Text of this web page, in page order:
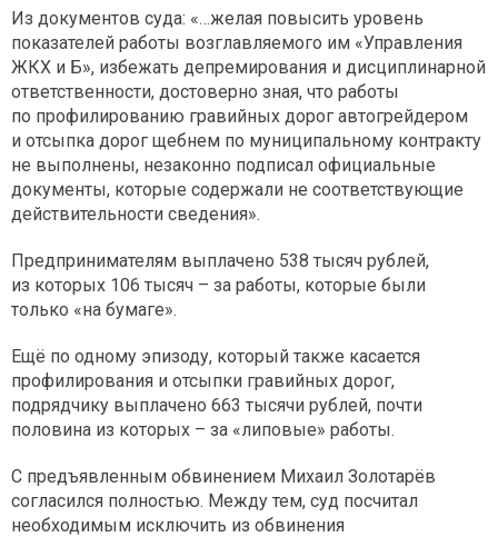
Из документов суда: «…желая повысить уровень
показателей работы возглавляемого им «Управления
ЖКХ и Б», избежать депремирования и дисциплинарной
ответственности, достоверно зная, что работы
по профилированию гравийных дорог автогрейдером
и отсыпка дорог щебнем по муниципальному контракту
не выполнены, незаконно подписал официальные
документы, которые содержали не соответствующие
действительности сведения».
Предпринимателям выплачено 538 тысяч рублей,
из которых 106 тысяч – за работы, которые были
только «на бумаге».
Ещё по одному эпизоду, который также касается
профилирования и отсыпки гравийных дорог,
подрядчику выплачено 663 тысячи рублей, почти
половина из которых – за «липовые» работы.
С предъявленным обвинением Михаил Золотарёв
согласился полностью. Между тем, суд посчитал
необходимым исключить из обвинения